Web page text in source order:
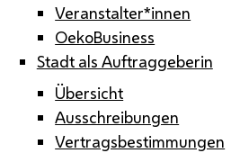
Veranstalter*innen
OekoBusiness
Stadt als Auftraggeberin
Übersicht
Ausschreibungen
Vertragsbestimmungen